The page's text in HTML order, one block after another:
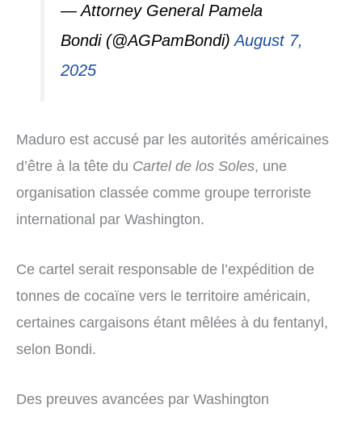
— Attorney General Pamela
Bondi (@AGPamBondi)August 7,
2025
Maduro est accusé par les autorités américaines
d’être à la tête du Cartel de los Soles, une
organisation classée comme groupe terroriste
international par Washington.
Ce cartel serait responsable de l’expédition de
tonnes de cocaïne vers le territoire américain,
certaines cargaisons étant mêlées à du fentanyl,
selon Bondi.
Des preuves avancées par Washington